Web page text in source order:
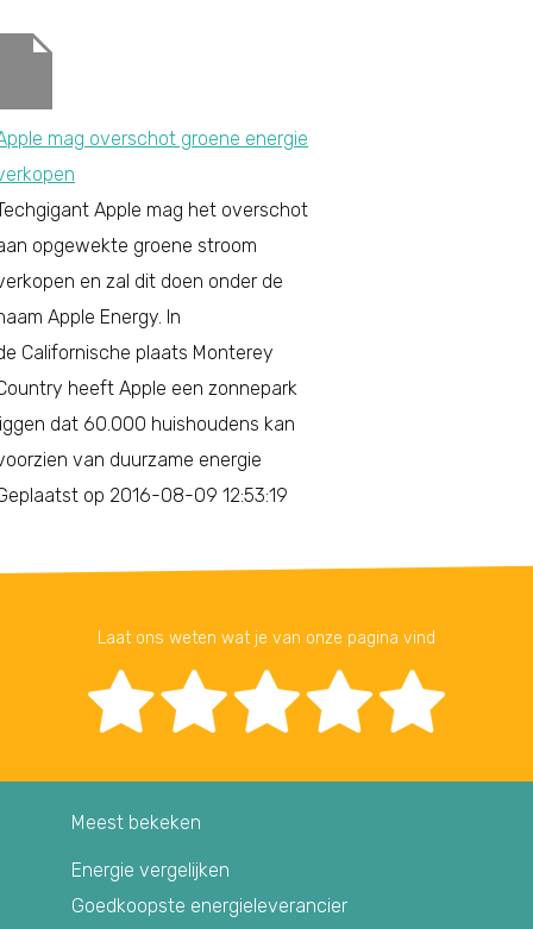
mag overschot groene energie
Apple mag het overschot
opgewekte groene stroom
en zal dit doen onder de
Apple Energy. In
Californische plaats Monterey
heeft Apple een zonnepark
dat 60.000 huishoudens kan
van duurzame energie
op 2016-08-09 12:53:19
Laat ons weten wat je van onze pagina vind
Meest bekeken
Energie vergelijken
Goedkoopste energieleverancier